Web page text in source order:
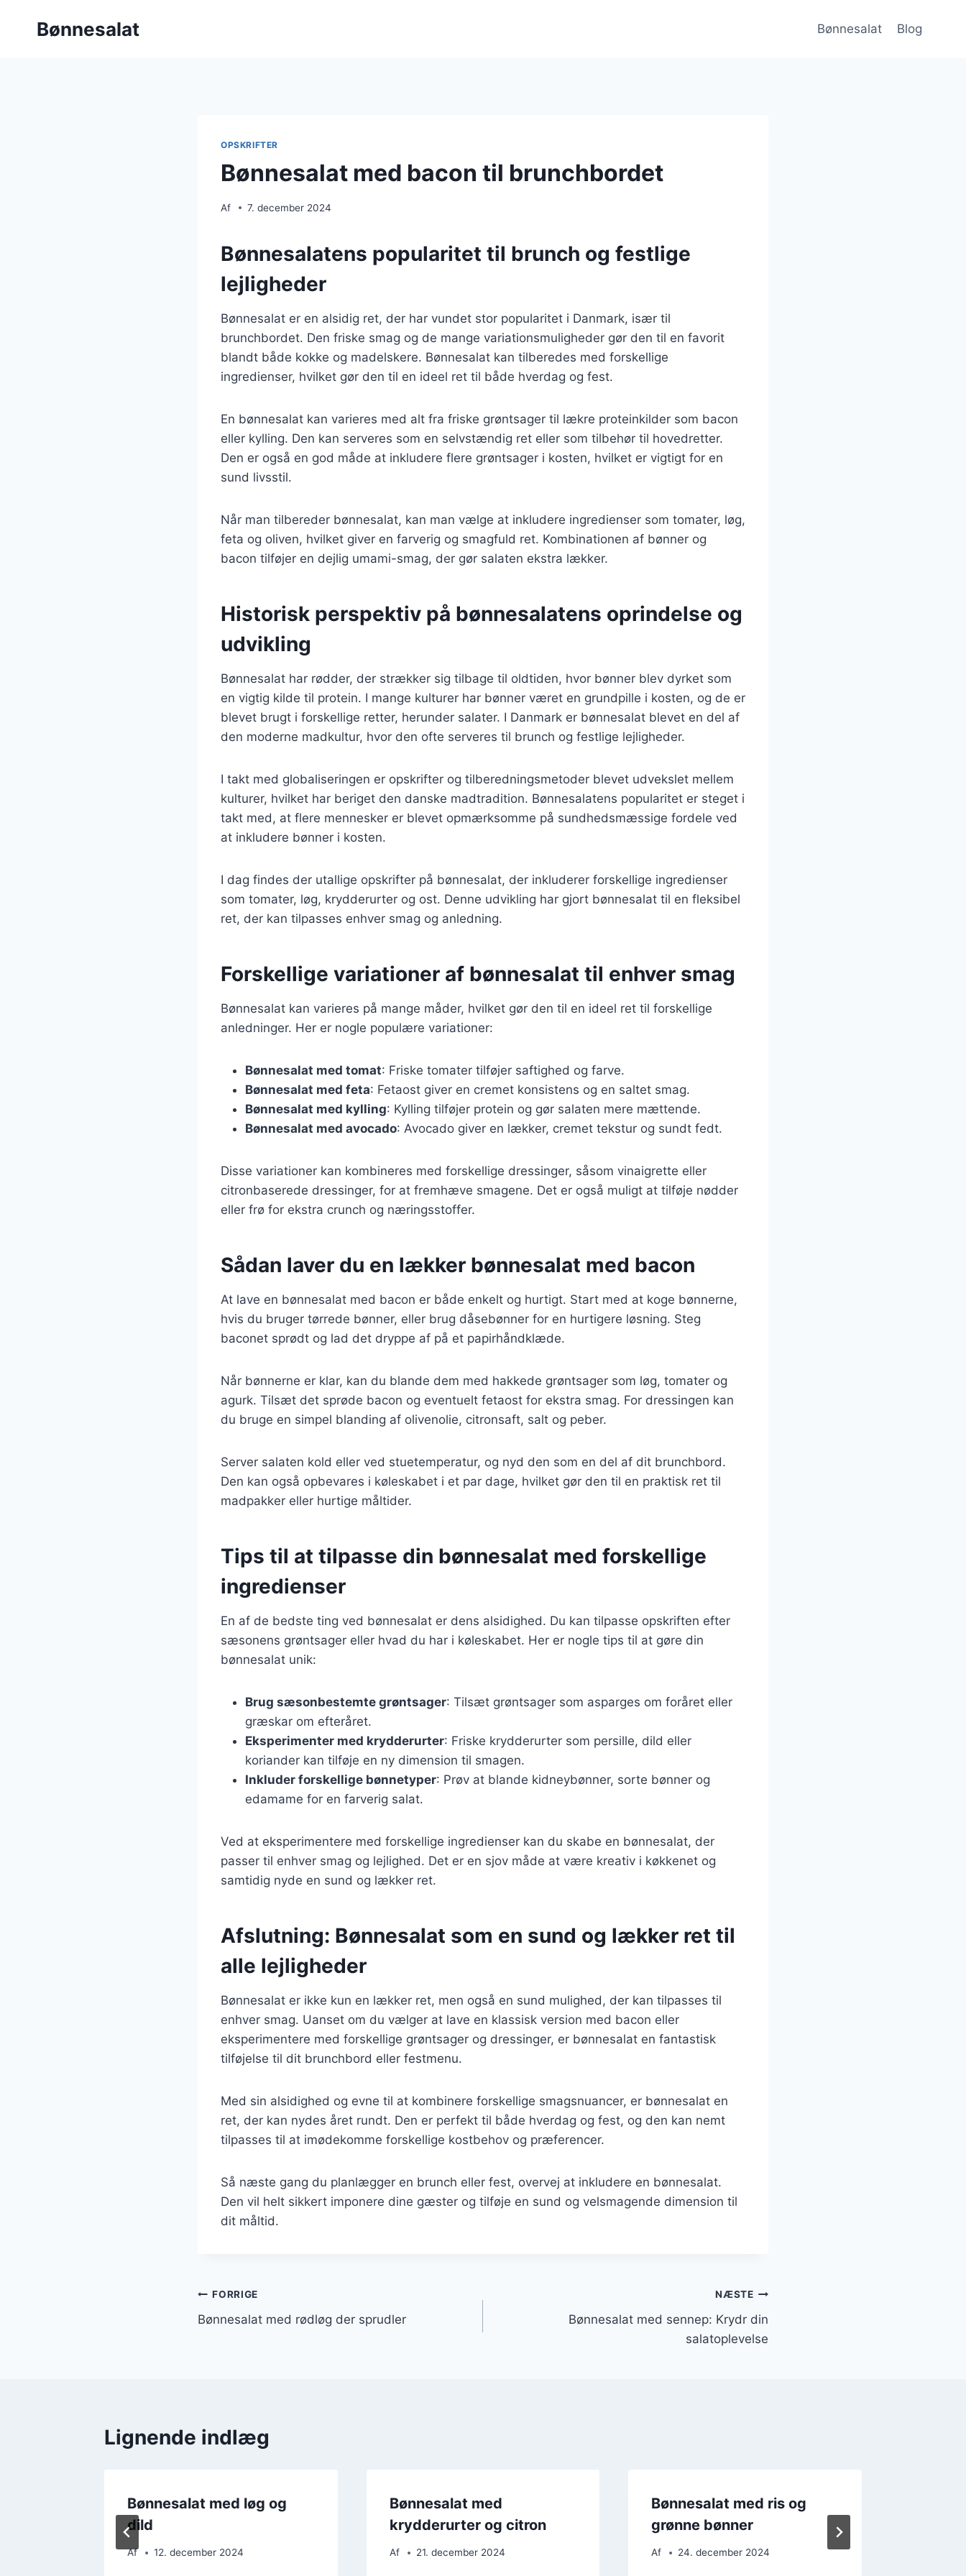
Bønnesalat Bønnesalat Blog
OPSKRIFTER
Bønnesalat med bacon til brunchbordet
Af 7. december 2024
Bønnesalatens popularitet til brunch og festlige
lejligheder
Bønnesalat er en alsidig ret, der har vundet stor popularitet i Danmark, især til
brunchbordet. Den friske smag og de mange variationsmuligheder gør den til en favorit
blandt både kokke og madelskere. Bønnesalat kan tilberedes med forskellige
ingredienser, hvilket gør den til en ideel ret til både hverdag og fest.
En bønnesalat kan varieres med alt fra friske grøntsager til lækre proteinkilder som bacon
eller kylling. Den kan serveres som en selvstændig ret eller som tilbehør til hovedretter.
Den er også en god måde at inkludere flere grøntsager i kosten, hvilket er vigtigt for en
sund livsstil.
Når man tilbereder bønnesalat, kan man vælge at inkludere ingredienser som tomater, løg,
feta og oliven, hvilket giver en farverig og smagfuld ret. Kombinationen af bønner og
bacon tilføjer en dejlig umami-smag, der gør salaten ekstra lækker.
Historisk perspektiv på bønnesalatens oprindelse og
udvikling
Bønnesalat har rødder, der strækker sig tilbage til oldtiden, hvor bønner blev dyrket som
en vigtig kilde til protein. I mange kulturer har bønner været en grundpille i kosten, og de er
blevet brugt i forskellige retter, herunder salater. I Danmark er bønnesalat blevet en del af
den moderne madkultur, hvor den ofte serveres til brunch og festlige lejligheder.
I takt med globaliseringen er opskrifter og tilberedningsmetoder blevet udvekslet mellem
kulturer, hvilket har beriget den danske madtradition. Bønnesalatens popularitet er steget i
takt med, at flere mennesker er blevet opmærksomme på sundhedsmæssige fordele ved
at inkludere bønner i kosten.
I dag findes der utallige opskrifter på bønnesalat, der inkluderer forskellige ingredienser
som tomater, løg, krydderurter og ost. Denne udvikling har gjort bønnesalat til en fleksibel
ret, der kan tilpasses enhver smag og anledning.
Forskellige variationer af bønnesalat til enhver smag
Bønnesalat kan varieres på mange måder, hvilket gør den til en ideel ret til forskellige
anledninger. Her er nogle populære variationer:
Bønnesalat med tomat: Friske tomater tilføjer saftighed og farve.
Bønnesalat med feta: Fetaost giver en cremet konsistens og en saltet smag.
Bønnesalat med kylling: Kylling tilføjer protein og gør salaten mere mættende.
Bønnesalat med avocado: Avocado giver en lækker, cremet tekstur og sundt fedt.
Disse variationer kan kombineres med forskellige dressinger, såsom vinaigrette eller
citronbaserede dressinger, for at fremhæve smagene. Det er også muligt at tilføje nødder
eller frø for ekstra crunch og næringsstoffer.
Sådan laver du en lækker bønnesalat med bacon
At lave en bønnesalat med bacon er både enkelt og hurtigt. Start med at koge bønnerne,
hvis du bruger tørrede bønner, eller brug dåsebønner for en hurtigere løsning. Steg
baconet sprødt og lad det dryppe af på et papirhåndklæde.
Når bønnerne er klar, kan du blande dem med hakkede grøntsager som løg, tomater og
agurk. Tilsæt det sprøde bacon og eventuelt fetaost for ekstra smag. For dressingen kan
du bruge en simpel blanding af olivenolie, citronsaft, salt og peber.
Server salaten kold eller ved stuetemperatur, og nyd den som en del af dit brunchbord.
Den kan også opbevares i køleskabet i et par dage, hvilket gør den til en praktisk ret til
madpakker eller hurtige måltider.
Tips til at tilpasse din bønnesalat med forskellige
ingredienser
En af de bedste ting ved bønnesalat er dens alsidighed. Du kan tilpasse opskriften efter
sæsonens grøntsager eller hvad du har i køleskabet. Her er nogle tips til at gøre din
bønnesalat unik:
Brug sæsonbestemte grøntsager: Tilsæt grøntsager som asparges om foråret eller
græskar om efteråret.
Eksperimenter med krydderurter: Friske krydderurter som persille, dild eller
koriander kan tilføje en ny dimension til smagen.
Inkluder forskellige bønnetyper: Prøv at blande kidneybønner, sorte bønner og
edamame for en farverig salat.
Ved at eksperimentere med forskellige ingredienser kan du skabe en bønnesalat, der
passer til enhver smag og lejlighed. Det er en sjov måde at være kreativ i køkkenet og
samtidig nyde en sund og lækker ret.
Afslutning: Bønnesalat som en sund og lækker ret til
alle lejligheder
Bønnesalat er ikke kun en lækker ret, men også en sund mulighed, der kan tilpasses til
enhver smag. Uanset om du vælger at lave en klassisk version med bacon eller
eksperimentere med forskellige grøntsager og dressinger, er bønnesalat en fantastisk
tilføjelse til dit brunchbord eller festmenu.
Med sin alsidighed og evne til at kombinere forskellige smagsnuancer, er bønnesalat en
ret, der kan nydes året rundt. Den er perfekt til både hverdag og fest, og den kan nemt
tilpasses til at imødekomme forskellige kostbehov og præferencer.
Så næste gang du planlægger en brunch eller fest, overvej at inkludere en bønnesalat.
Den vil helt sikkert imponere dine gæster og tilføje en sund og velsmagende dimension til
dit måltid.
Indlægsnavigation
FORRIGE
Bønnesalat med rødløg der sprudler
NÆSTE
Bønnesalat med sennep: Krydr din
salatoplevelse
Lignende indlæg
Bønnesalat med løg og
dild
Af 12. december 2024
Bønnesalat med
krydderurter og citron
Af 21. december 2024
Bønnesalat med ris og
grønne bønner
Af 24. december 2024